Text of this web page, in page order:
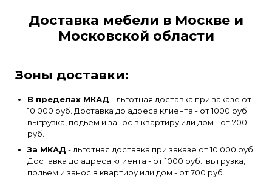
Доставка мебели в Москве и
Московской области
Зоны доставки:
В пределах МКАД - льготная доставка при заказе от
10 000 руб. Доставка до адреса клиента - от 1000 руб.;
выгрузка, подьем и занос в квартиру или дом - от 700
руб.
За МКАД - льготная доставка при заказе от 10 000 руб.
Доставка до адреса клиента - от 1000 руб.; выгрузка,
подьем и занос в квартиру или дом - от 700 руб.